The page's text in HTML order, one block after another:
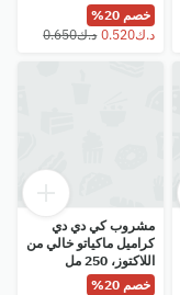
خصم 20%
⁦د.ك0.650⁩
مشروب كي دي دي
كراميل ماكياتو خالي من
اللاكتوز، 250 مل
خصم 20%